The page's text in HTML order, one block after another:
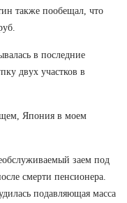
также пообещал, что
в последние
двух участков в
Япония в моем
заем под
смерти пенсионера.
подавляющая масса